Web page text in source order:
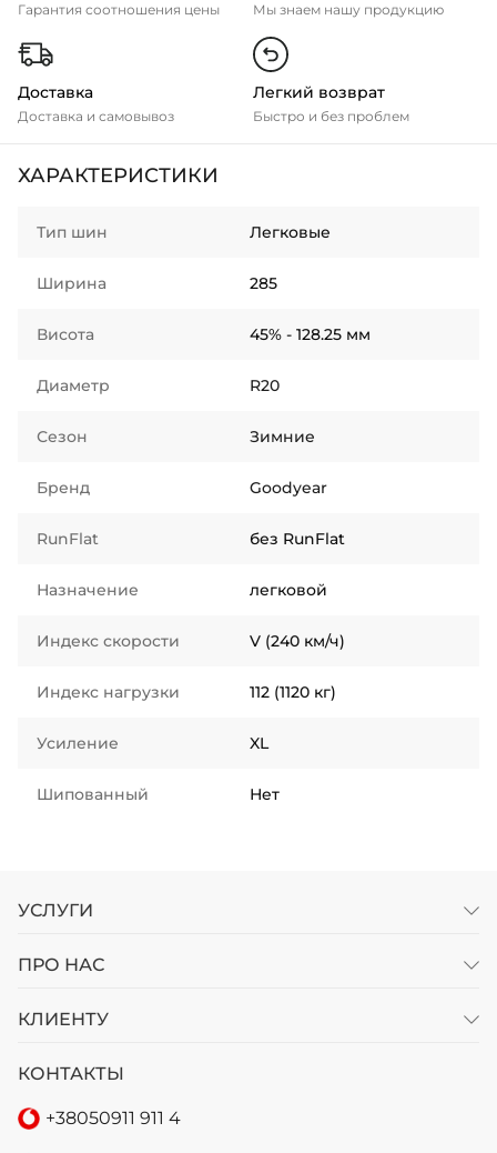
Гарантия соотношения цены Мы знаем нашу продукцию
Доставка
Доставка и самовывоз
Легкий возврат
Быстро и без проблем
ХАРАКТЕРИСТИКИ
Тип шин Легковые
Ширина 285
Висота 45% - 128.25 мм
Диаметр R20
Сезон Зимние
Бренд Goodyear
RunFlat без RunFlat
Назначение легковой
Индекс скорости V (240 км/ч)
Индекс нагрузки 112 (1120 кг)
Усиление XL
Шипованный Нет
УСЛУГИ
ПРО НАС
КЛИЕНТУ
КОНТАКТЫ
+38050911 911 4